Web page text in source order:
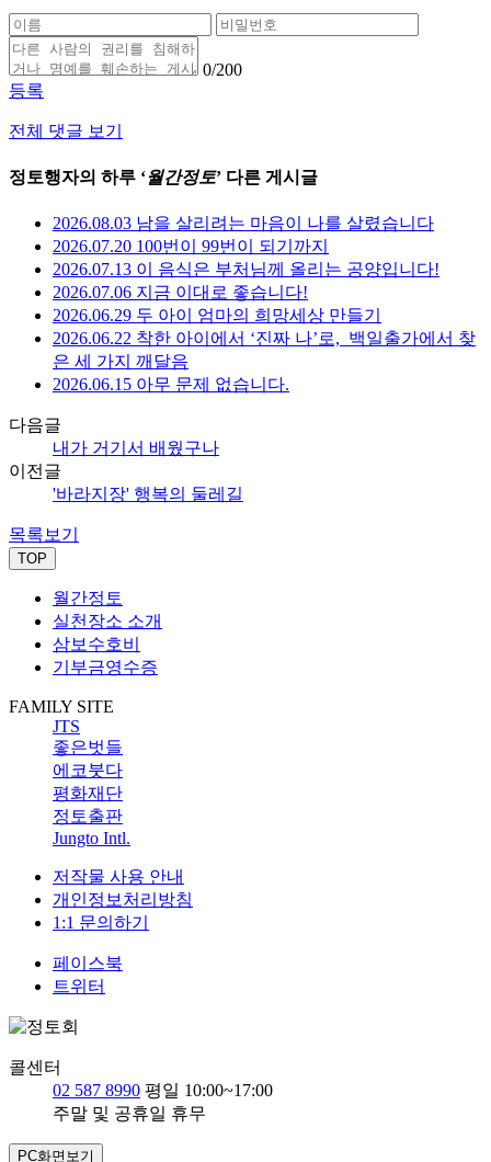
0/200
등록
전체 댓글 보기
정토행자의 하루 ‘월간정토’ 다른 게시글
2026.08.03 남을 살리려는 마음이 나를 살렸습니다
2026.07.20 100번이 99번이 되기까지
2026.07.13 이 음식은 부처님께 올리는 공양입니다!
2026.07.06 지금 이대로 좋습니다!
2026.06.29 두 아이 엄마의 희망세상 만들기
2026.06.22 착한 아이에서 ‘진짜 나’로,_백일출가에서 찾
은 세 가지 깨달음
2026.06.15 아무 문제 없습니다.
다음글
내가 거기서 배웠구나
이전글
'바라지장' 행복의 둘레길
목록보기
TOP
월간정토
실천장소 소개
삼보수호비
기부금영수증
FAMILY SITE
JTS
좋은벗들
에코붓다
평화재단
정토출판
Jungto Intl.
저작물 사용 안내
개인정보처리방침
1:1 문의하기
페이스북
트위터
콜센터
02 587 8990 평일 10:00~17:00
주말 및 공휴일 휴무
PC화면보기